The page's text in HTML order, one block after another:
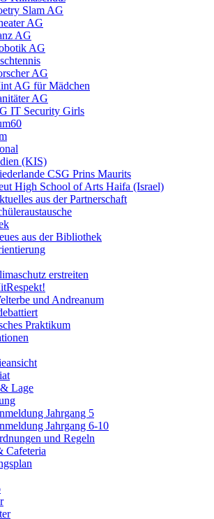
Slam AG
AG
AG
AG
AG
AG für Mädchen
AG
IT Security Girls
(KIS)
CSG Prins Maurits
High School of Arts Haifa (Israel)
aus der Partnerschaft
aus der Bibliothek
erstreiten
und Andreanum
Praktikum
Lage
Jahrgang 5
Jahrgang 6-10
und Regeln
Cafeteria